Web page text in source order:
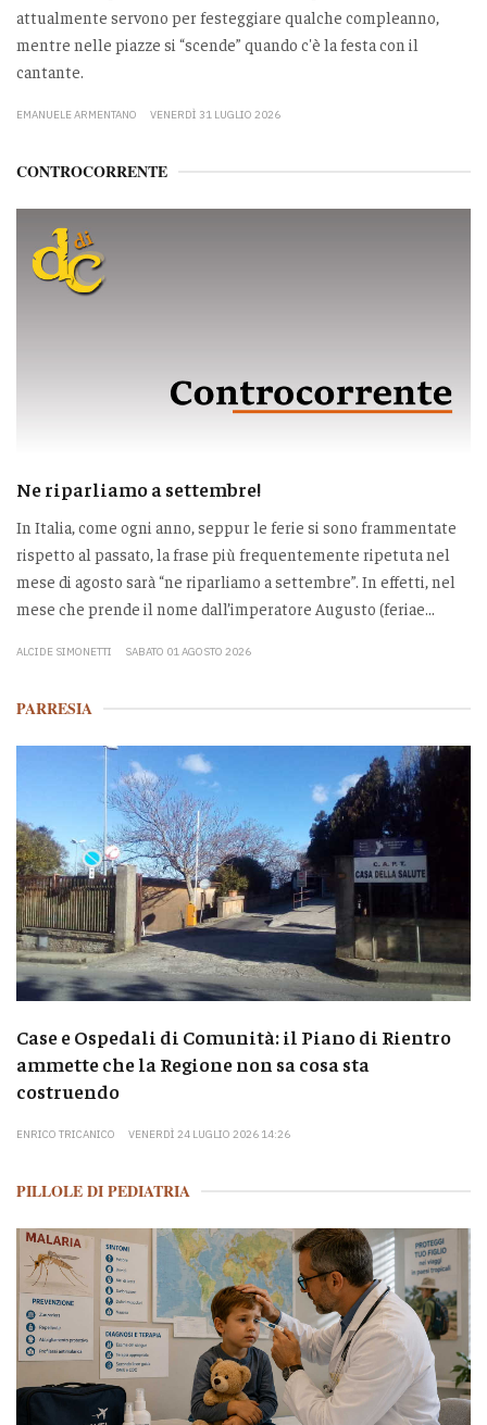
attualmente servono per festeggiare qualche compleanno,
mentre nelle piazze si “scende” quando c'è la festa con il
cantante.
EMANUELE ARMENTANO VENERDÌ 31 LUGLIO 2026
CONTROCORRENTE
Ne riparliamo a settembre!
In Italia, come ogni anno, seppur le ferie si sono frammentate
rispetto al passato, la frase più frequentemente ripetuta nel
mese di agosto sarà “ne riparliamo a settembre”. In effetti, nel
mese che prende il nome dall’imperatore Augusto (feriae...
ALCIDE SIMONETTI SABATO 01 AGOSTO 2026
PARRESIA
Case e Ospedali di Comunità: il Piano di Rientro
ammette che la Regione non sa cosa sta
costruendo
ENRICO TRICANICO VENERDÌ 24 LUGLIO 2026 14:26
PILLOLE DI PEDIATRIA